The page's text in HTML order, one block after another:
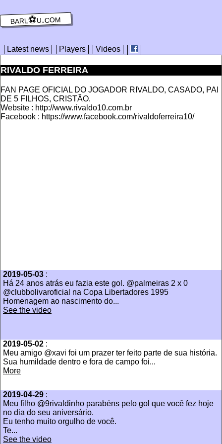
barl⚽️u.com
Latest news Players Videos
RIVALDO FERREIRA
FAN PAGE OFICIAL DO JOGADOR RIVALDO, CASADO, PAI
DE 5 FILHOS, CRISTÃO.
Website : http://www.rivaldo10.com.br
Facebook : https://www.facebook.com/rivaldoferreira10/
2019-05-03 :
Há 24 anos atrás eu fazia este gol. @palmeiras 2 x 0
@clubbolivaroficial na Copa Libertadores 1995
Homenagem ao nascimento do...
See the video
2019-05-02 :
Meu amigo @xavi foi um prazer ter feito parte de sua história.
Sua humildade dentro e fora de campo foi...
More
2019-04-29 :
Meu filho @9rivaldinho parabéns pelo gol que você fez hoje
no dia do seu aniversário.
Eu tenho muito orgulho de você.
Te...
See the video